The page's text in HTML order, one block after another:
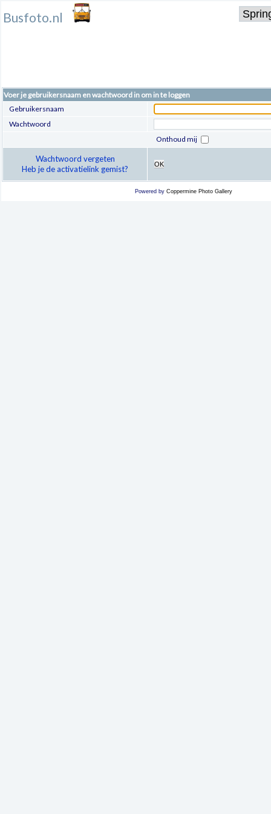
Busfoto.nl
Voer je gebruikersnaam en wachtwoord in om in te loggen
Gebruikersnaam
Wachtwoord
Onthoud mij
Wachtwoord vergeten
Heb je de activatielink gemist?
OK
Powered by Coppermine Photo Gallery